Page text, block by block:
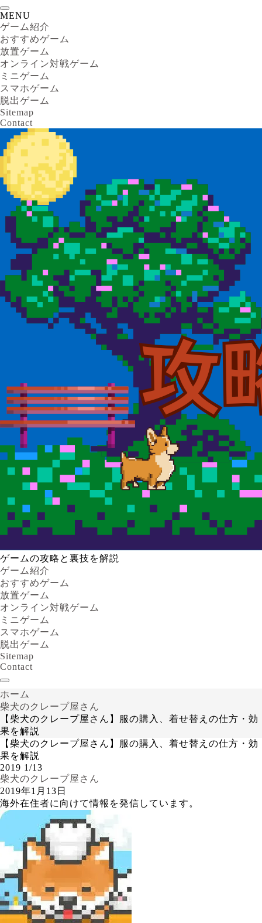
MENU
ゲーム紹介
おすすめゲーム
放置ゲーム
オンライン対戦ゲーム
ミニゲーム
スマホゲーム
脱出ゲーム
Sitemap
Contact
ゲームの攻略と裏技を解説
ゲーム紹介
おすすめゲーム
放置ゲーム
オンライン対戦ゲーム
ミニゲーム
スマホゲーム
脱出ゲーム
Sitemap
Contact
ホーム
柴犬のクレープ屋さん
【柴犬のクレープ屋さん】服の購入、着せ替えの仕方・効
果を解説
【柴犬のクレープ屋さん】服の購入、着せ替えの仕方・効
果を解説
2019 1/13
柴犬のクレープ屋さん
2019年1月13日
海外在住者に向けて情報を発信しています。